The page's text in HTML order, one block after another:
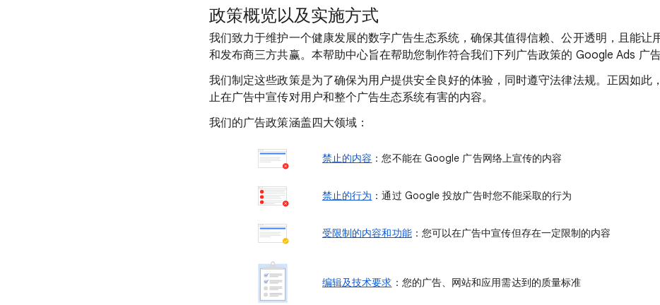
政策概览以及实施方式
我们致力于维护一个健康发展的数字广告生态系统，确保其值得信赖、公开透明，且能让
和发布商三方共赢。本帮助中心旨在帮助您制作符合我们下列广告政策的 Google Ads 广告
我们制定这些政策是为了确保为用户提供安全良好的体验，同时遵守法律法规。正因如此
止在广告中宣传对用户和整个广告生态系统有害的内容。
我们的广告政策涵盖四大领域：
禁止的内容 ：您不能在 Google 广告网络上宣传的内容
禁止的行为 ：通过 Google 投放广告时您不能采取的行为
受限制的内容和功能：您可以在广告中宣传但存在一定限制的内容
编辑及技术要求 ：您的广告、网站和应用需达到的质量标准